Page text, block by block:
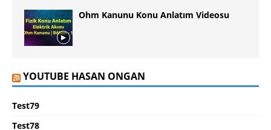
Ohm Kanunu Konu Anlatım Videosu
YOUTUBE HASAN ONGAN
Test79
Test78